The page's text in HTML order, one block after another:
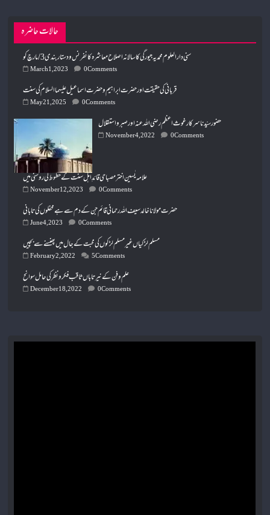
حالات حاضرہ
سنی دارالعلوم محمدیہ جیورگی کا سالانہ اصلاح معاشرہ کانفرنس و دستار بندی 3/ مارچ کو
March 1, 2023 0 Comments
قربانی کی حقیقت اور حضرت ابراہیم و حضرت اسماعیل علیہما السلام کی سنت
May 21, 2025 0 Comments
حضور سیّدنا سرکار غوث اعظم رضی اللہ عنہ اور صبر و استقلال
November 4, 2022 0 Comments
علامہ یٰسین اختر مصباحی قائدِ اہل سنت کے خطوط کی روشنی میں
November 12, 2023 0 Comments
حضرت مولانا خالد سیف اللہ رحمانی قائم جن کے دم سے ہے محفلوں کی تابانی
June 4, 2023 0 Comments
مسلم لڑکیاں غیرمسلم لڑکوں کی محبت کے جال میں پھنسنے سے بچیں
February 2, 2022 5 Comments
علم وفن کے نیر تاباں ثاقب فکر ونظر کی حامل سوانح
December 18, 2022 0 Comments